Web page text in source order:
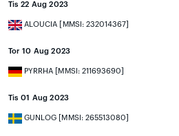
Tis 22 Aug 2023
ALOUCIA [MMSI: 232014367]
Tor 10 Aug 2023
PYRRHA [MMSI: 211693690]
Tis 01 Aug 2023
GUNLOG [MMSI: 265513080]